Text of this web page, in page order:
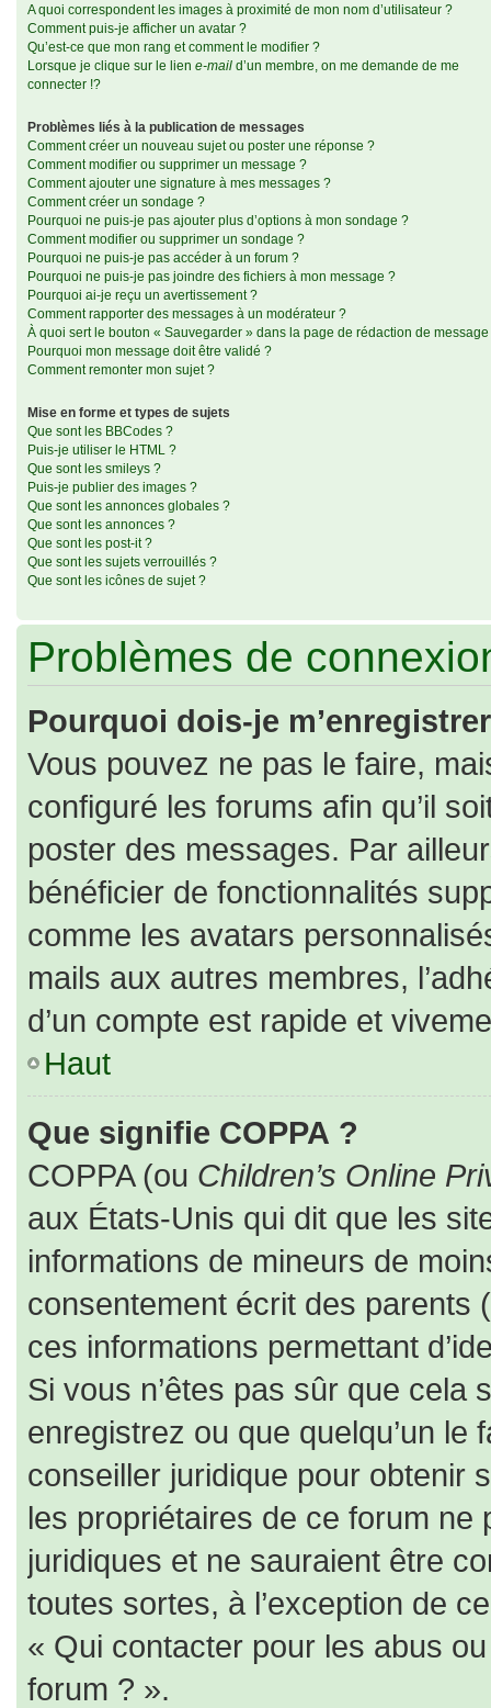
A quoi correspondent les images à proximité de mon nom d’utilisateur ?
Comment puis-je afficher un avatar ?
Qu’est-ce que mon rang et comment le modifier ?
Lorsque je clique sur le lien e-mail d’un membre, on me demande de me
connecter !?
Problèmes liés à la publication de messages
Comment créer un nouveau sujet ou poster une réponse ?
Comment modifier ou supprimer un message ?
Comment ajouter une signature à mes messages ?
Comment créer un sondage ?
Pourquoi ne puis-je pas ajouter plus d’options à mon sondage ?
Comment modifier ou supprimer un sondage ?
Pourquoi ne puis-je pas accéder à un forum ?
Pourquoi ne puis-je pas joindre des fichiers à mon message ?
Pourquoi ai-je reçu un avertissement ?
Comment rapporter des messages à un modérateur ?
À quoi sert le bouton « Sauvegarder » dans la page de rédaction de message
Pourquoi mon message doit être validé ?
Comment remonter mon sujet ?
Mise en forme et types de sujets
Que sont les BBCodes ?
Puis-je utiliser le HTML ?
Que sont les smileys ?
Puis-je publier des images ?
Que sont les annonces globales ?
Que sont les annonces ?
Que sont les post-it ?
Que sont les sujets verrouillés ?
Que sont les icônes de sujet ?
Problèmes de
Pourquoi dois-je
Vous pouvez ne pas le faire,
configuré les forums afin qu’il
poster des messages. Par
bénéficier de fonctionnalités
comme les avatars
mails aux autres membres,
d’un compte est rapide et
Haut
Que signifie COPPA ?
COPPA (ou Children’s Online
aux États-Unis qui dit que les
informations de mineurs de
consentement écrit des parents
ces informations permettant
Si vous n’êtes pas sûr que cela
enregistrez ou que quelqu’un
conseiller juridique pour obtenir
les propriétaires de ce forum
juridiques et ne sauraient être
toutes sortes, à l’exception de
« Qui contacter pour les abus
forum ? ».